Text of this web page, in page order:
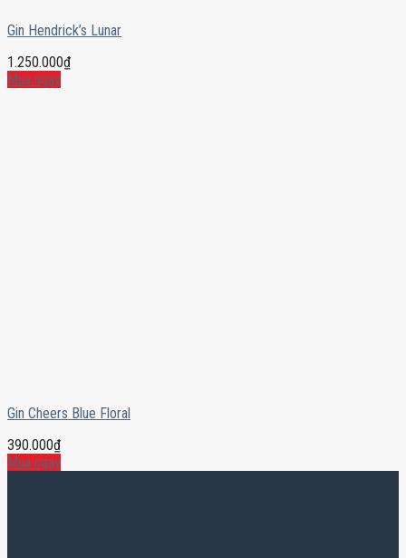
Gin Hendrick’s Lunar
1.250.000₫
Mua ngay
Gin Cheers Blue Floral
390.000₫
Mua ngay